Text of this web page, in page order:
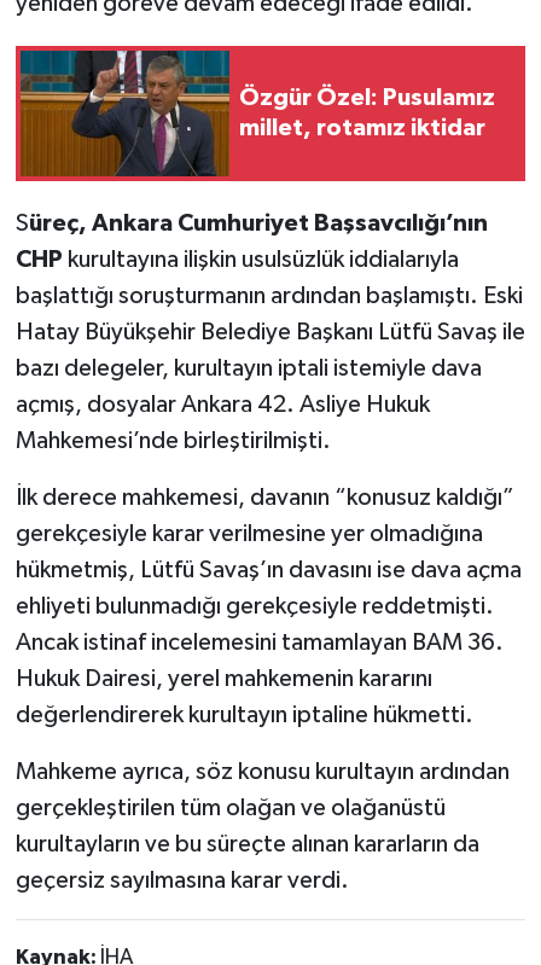
Özgür Özel: Pusulamız
millet, rotamız iktidar
Süreç, Ankara Cumhuriyet Başsavcılığı’nın
CHP kurultayına ilişkin usulsüzlük iddialarıyla
başlattığı soruşturmanın ardından başlamıştı. Eski
Hatay Büyükşehir Belediye Başkanı Lütfü Savaş ile
bazı delegeler, kurultayın iptali istemiyle dava
açmış, dosyalar Ankara 42. Asliye Hukuk
Mahkemesi’nde birleştirilmişti.
İlk derece mahkemesi, davanın “konusuz kaldığı”
gerekçesiyle karar verilmesine yer olmadığına
hükmetmiş, Lütfü Savaş’ın davasını ise dava açma
ehliyeti bulunmadığı gerekçesiyle reddetmişti.
Ancak istinaf incelemesini tamamlayan BAM 36.
Hukuk Dairesi, yerel mahkemenin kararını
değerlendirerek kurultayın iptaline hükmetti.
Mahkeme ayrıca, söz konusu kurultayın ardından
gerçekleştirilen tüm olağan ve olağanüstü
kurultayların ve bu süreçte alınan kararların da
geçersiz sayılmasına karar verdi.
Kaynak: İHA